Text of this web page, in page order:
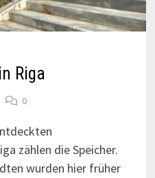
Riga
0
zählen die Speicher.
wurden hier früher